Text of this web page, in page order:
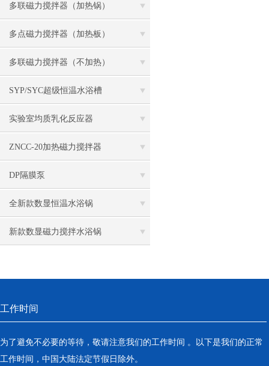
多联磁力搅拌器（加热锅）
多点磁力搅拌器（加热板）
多联磁力搅拌器（不加热）
SYP/SYC超级恒温水浴槽
实验室均质乳化反应器
ZNCC-20加热磁力搅拌器
DP隔膜泵
全新款数显恒温水浴锅
新款数显磁力搅拌水浴锅
工作时间
为了避免不必要的等待，敬请注意我们的工作时间 。以下是我们的正常
工作时间，中国大陆法定节假日除外。